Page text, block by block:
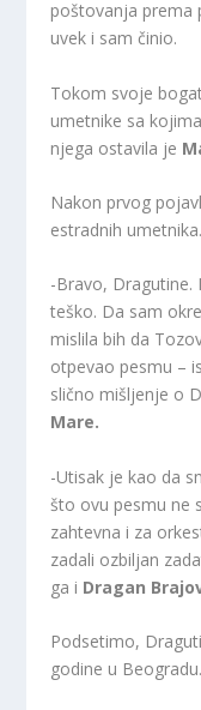
poštovanja prema
uvek i sam činio.
Tokom svoje
umetnike sa
njega ostavila je
Nakon prvog
estradnih umetnika.
-Bravo,
teško. Da sam
mislila bih da
otpevao pesmu –
slično mišljenje o
Mare.
-Utisak je kao da
što ovu pesmu ne
zahtevna i za
zadali ozbiljan
ga i Dragan
Podsetimo,
godine u Beogradu.